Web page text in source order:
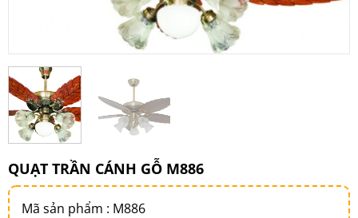
QUẠT TRẦN CÁNH GỖ M886
Mã sản phẩm : M886